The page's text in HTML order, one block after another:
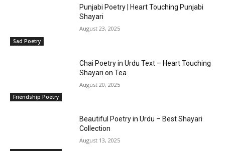
Sad Poetry
Punjabi Poetry | Heart Touching Punjabi
Shayari
August 23, 2025
Friendship Poetry
Chai Poetry in Urdu Text – Heart Touching
Shayari on Tea
August 20, 2025
Beautiful Poetry in Urdu – Best Shayari
Collection
August 13, 2025